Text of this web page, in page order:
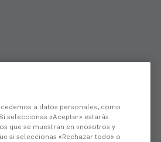
a datos personales, como
seleccionas «Aceptar» estarás
que se muestran en «nosotros y
si seleccionas «Rechazar todo» o